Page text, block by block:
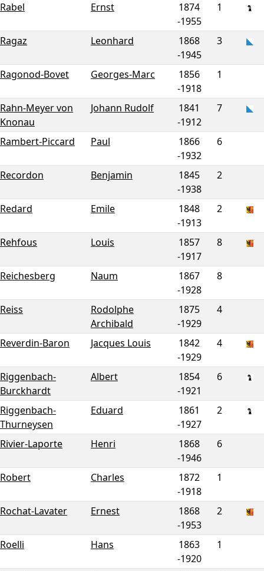
Rabel Ernst
1874
-1955
1
Ragaz Leonhard
1868
-1945
3
Ragonod-Bovet Georges-Marc
1856
-1918
1
Rahn-Meyer von
Knonau
Johann Rudolf
1841
-1912
7
Rambert-Piccard Paul
1866
-1932
6
Recordon Benjamin
1845
-1938
2
Redard Emile
1848
-1913
2
Rehfous Louis
1857
-1917
8
Reichesberg Naum
1867
-1928
8
Reiss
Rodolphe
Archibald
1875
-1929
4
Reverdin-Baron Jacques Louis
1842
-1929
4
Riggenbach-
Burckhardt
Albert
1854
-1921
6
Riggenbach-
Thurneysen
Eduard
1861
-1927
2
Rivier-Laporte Henri
1868
-1946
6
Robert Charles
1872
-1918
1
Rochat-Lavater Ernest
1868
-1953
2
Roelli Hans
1863
-1920
1